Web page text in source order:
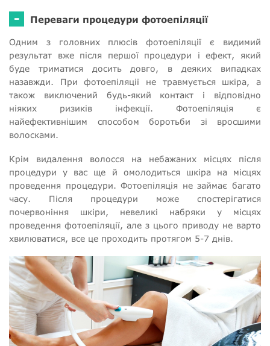
- Переваги процедури фотоепіляції
Одним з головних плюсів фотоепіляції є видимий
результат вже після першої процедури і ефект, який
буде триматися досить довго, в деяких випадках
назавжди. При фотоепіляції не травмується шкіра, а
також виключений будь-який контакт і відповідно
ніяких ризиків інфекції. Фотоепіляція є
найефективнішим способом боротьби зі вросшими
волосками.
Крім видалення волосся на небажаних місцях після
процедури у вас ще й омолодиться шкіра на місцях
проведення процедури. Фотоепіляція не займає багато
часу. Після процедури може спостерігатися
почервоніння шкіри, невеликі набряки у місцях
проведення фотоепіляції, але з цього приводу не варто
хвилюватися, все це проходить протягом 5-7 днів.